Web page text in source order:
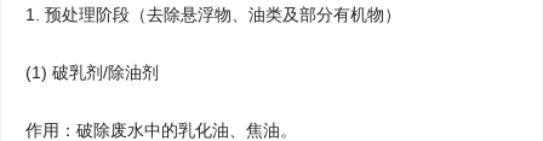
1. 预处理阶段（去除悬浮物、油类及部分有机物）
(1) 破乳剂/除油剂
作用：破除废水中的乳化油、焦油。